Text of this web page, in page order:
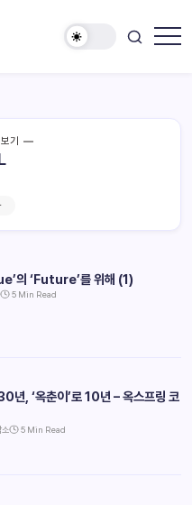
기
의 ‘Future’를 위해 (1)
5 Min Read
, ‘옥춘이’로 10년 – 옥스프링 코
소 5 Min Read